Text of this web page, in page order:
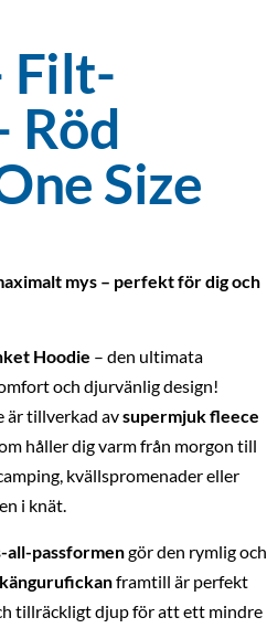
Filt-
Röd
Size
mys – perfekt för dig och
Hoodie – den ultimata
och djurvänlig design!
är tillverkad avsupermjuk fleece
håller dig varm från morgon till
kvällspromenader eller
i knät.
passformengör den rymlig och
kängurufickanframtill är perfekt
tillräckligt djup för att ett mindre